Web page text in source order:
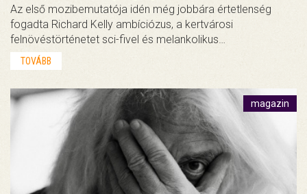
Az első mozibemutatója idén még jobbára értetlenség
fogadta Richard Kelly ambíciózus, a kertvárosi
felnövéstörténetet sci-fivel és melankolikus…
TOVÁBB
magazin